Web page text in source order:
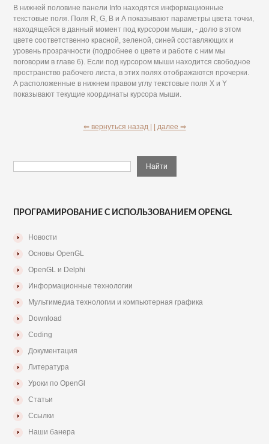
В нижней половине панели Info находятся информационные
текстовые поля. Поля R, G, В и А показывают параметры цвета точки,
находящейся в данный момент под курсором мыши, - долю в этом
цвете соответственно красной, зеленой, синей составляющих и
уровень прозрачности (подробнее о цвете и работе с ним мы
поговорим в главе 6). Если под курсором мыши находится свободное
пространство рабочего листа, в этих полях отображаются прочерки.
А расположенные в нижнем правом углу текстовые поля X и Y
показывают текущие координаты курсора мыши.
⇐ вернуться назад | | далее ⇒
ПРОГРАМИРОВАНИЕ С ИСПОЛЬЗОВАНИЕМ OPENGL
Новости
Основы OpenGL
OpenGL и Delphi
Информационные технологии
Мультимедиа технологии и компьютерная графика
Download
Coding
Документация
Литература
Уроки по OpenGl
Статьи
Ссылки
Наши банера